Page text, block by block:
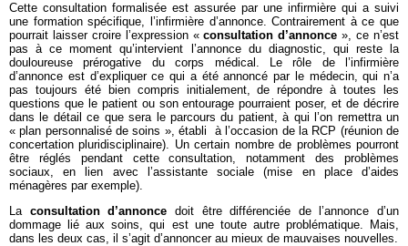
Cette consultation formalisée est assurée par une infirmière qui a suivi
une formation spécifique, l’infirmière d’annonce. Contrairement à ce que
pourrait laisser croire l’expression «consultation d’annonce », ce n’est
pas à ce moment qu’intervient l’annonce du diagnostic, qui reste la
douloureuse prérogative du corps médical. Le rôle de l’infirmière
d’annonce est d’expliquer ce qui a été annoncé par le médecin, qui n’a
pas toujours été bien compris initialement, de répondre à toutes les
questions que le patient ou son entourage pourraient poser, et de décrire
dans le détail ce que sera le parcours du patient, à qui l’on remettra un
« plan personnalisé de soins », établi à l’occasion de la RCP (réunion de
concertation pluridisciplinaire). Un certain nombre de problèmes pourront
être réglés pendant cette consultation, notamment des problèmes
sociaux, en lien avec l’assistante sociale (mise en place d’aides
ménagères par exemple).
La consultation d’annonce doit être différenciée de l’annonce d’un
dommage lié aux soins, qui est une toute autre problématique. Mais,
dans les deux cas, il s’agit d’annoncer au mieux de mauvaises nouvelles.